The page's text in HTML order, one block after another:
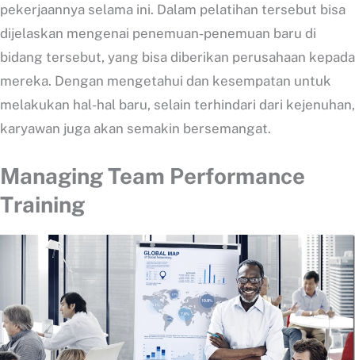
pekerjaannya selama ini. Dalam pelatihan tersebut bisa
dijelaskan mengenai penemuan-penemuan baru di
bidang tersebut, yang bisa diberikan perusahaan kepada
mereka. Dengan mengetahui dan kesempatan untuk
melakukan hal-hal baru, selain terhindari dari kejenuhan,
karyawan juga akan semakin bersemangat.
Managing Team Performance
Training